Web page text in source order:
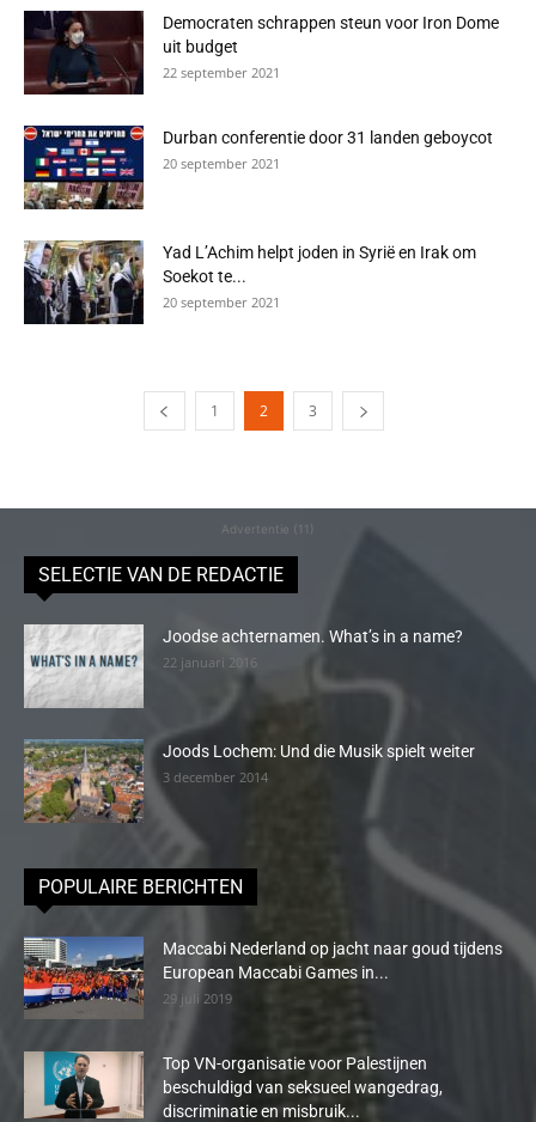
Democraten schrappen steun voor Iron Dome
uit budget
22 september 2021
Durban conferentie door 31 landen geboycot
20 september 2021
Yad L’Achim helpt joden in Syrië en Irak om
Soekot te...
20 september 2021
1 2 3
Advertentie (11)
SELECTIE VAN DE REDACTIE
Joodse achternamen. What’s in a name?
22 januari 2016
Joods Lochem: Und die Musik spielt weiter
3 december 2014
POPULAIRE BERICHTEN
Maccabi Nederland op jacht naar goud tijdens
European Maccabi Games in...
29 juli 2019
Top VN-organisatie voor Palestijnen
beschuldigd van seksueel wangedrag,
discriminatie en misbruik...